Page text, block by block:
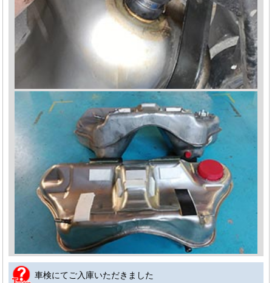
車検にてご入庫いただきました